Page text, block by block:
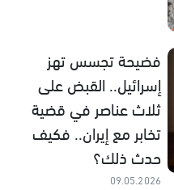
فضيحة تجسس تهز
إسرائيل.. القبض على
ثلاث عناصر في قضية
تخابر مع إيران.. فكيف
حدث ذلك؟
09.05.2026